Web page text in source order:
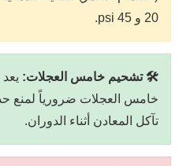
20 و 45 psi.
🛠️ تشحيم خامس العجلات:
خامس العجلات ضرورياً لمنع
تآكل المعادن أثناء الدوران.